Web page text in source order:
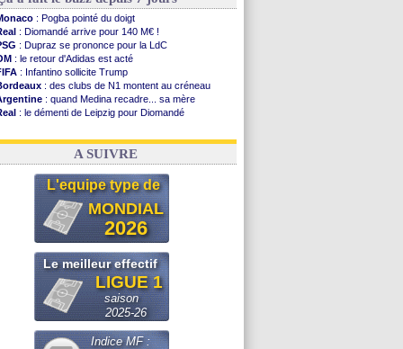
: Pogba pointé du doigt
: Diomandé arrive pour 140 M€ !
: Dupraz se prononce pour la LdC
: le retour d'Adidas est acté
: Infantino sollicite Trump
: des clubs de N1 montent au créneau
: quand Medina recadre... sa mère
: le démenti de Leipzig pour Diomandé
: Paixão attire un 2e club anglais
A SUIVRE
L'equipe type de
MONDIAL
2026
Le meilleur effectif
LIGUE 1
saison
2025-26
Indice MF :